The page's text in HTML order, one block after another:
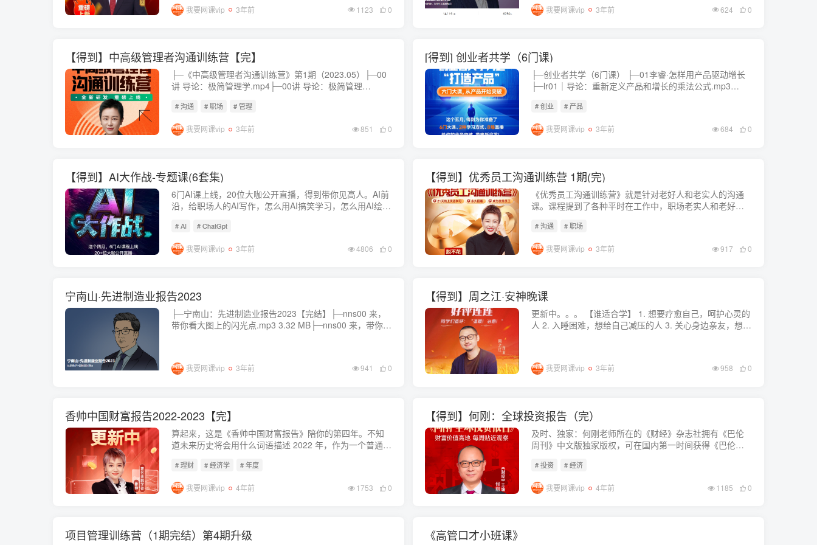
我要网课vip 3年前 1123 0 我要网课vip 3年前 624 0
【得到】中高级管理者沟通训练营【完】
├─《中高级管理者沟通训练营》第1期（2023.05）├─00
讲 导论：极简管理学.mp4├─00讲 导论：极简管理
营.mp4├─01讲 摸清家底：怎么把...
# 沟通 # 职场 # 管理
我要网课vip 3年前 851 0
[得到] 创业者共学（6门课)
├─创业者共学（6门课） ├─01李睿·怎样用产品驱动增长
├─lr01｜导论：重新定义产品和增长的乘法公式.mp3
├─lr02｜需求：怎么...
# 创业 # 产品
我要网课vip 3年前 684 0
【得到】AI大作战-专题课(6套集)
6门AI课上线，20位大咖公开直播，得到带你见高人。AI前
沿，给职场人的AI写作，怎么用AI搞笑学习，怎么用AI绘
企业新机会。 ├─S1...
# AI # ChatGpt
我要网课vip 3年前 4806 0
【得到】优秀员工沟通训练营 1期(完)
《优秀员工沟通训练营》就是针对老好人和老实人的沟通
课。课程提到了各种平时在工作中，职场老实人和老好人
# 沟通 # 职场
我要网课vip 3年前 917 0
宁南山·先进制造业报告2023
├─宁南山：先进制造业报告2023【完结】├─nns00 来，
带你看大图上的闪光点.mp3 3.32 MB├─nns00 来，带你看
我要网课vip 3年前 941 0
【得到】周之江·安神晚课
更新中。。。 【谁适合学】 1. 想要疗愈自己，呵护心灵的
人 2. 入睡困难，想给自己减压的人 3. 关心身边亲友，想送
我要网课vip 3年前 958 0
香帅中国财富报告2022-2023【完】
算起来，这是《香帅中国财富报告》陪你的第四年。不知
道未来历史将会用什么词语描述 2022 年，作为一个普通
胀、隔阂，能源危机、货币贬...
# 理财 # 经济学 # 年度
我要网课vip 4年前 1753 0
【得到】何刚：全球投资报告（完）
及时、独家：何刚老师所在的《财经》杂志社拥有《巴伦
周刊》中文版独家版权，可在国内第一时间获得《巴伦周
资研究机构的重磅内容，每周为你...
# 投资 # 经济
我要网课vip 4年前 1185 0
项目管理训练营（1期完结）第4期升级 《高管口才小班课》